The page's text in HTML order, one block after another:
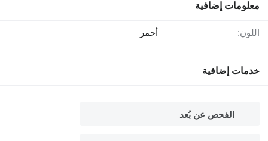
معلومات إضافية
اللون: أحمر
خدمات إضافية
الفحص عن بُعد